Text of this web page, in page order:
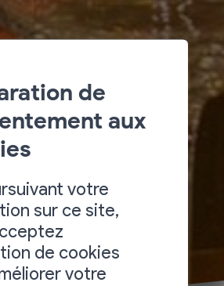
de
aux
votre
sur ce site,
de cookies
votre